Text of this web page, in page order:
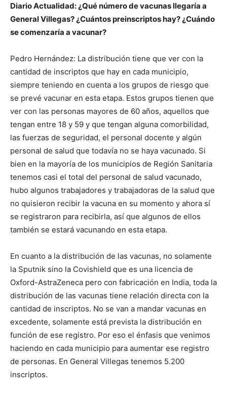
Diario Actualidad: ¿Qué número de vacunas llegaría a
General Villegas? ¿Cuántos preinscriptos hay? ¿Cuándo
se comenzaría a vacunar?
Pedro Hernández: La distribución tiene que ver con la
cantidad de inscriptos que hay en cada municipio,
siempre teniendo en cuenta a los grupos de riesgo que
se prevé vacunar en esta etapa. Estos grupos tienen que
ver con las personas mayores de 60 años, aquellos que
tengan entre 18 y 59 y que tengan alguna comorbilidad,
las fuerzas de seguridad, el personal docente y algún
personal de salud que todavía no se haya vacunado. Si
bien en la mayoría de los municipios de Región Sanitaria
tenemos casi el total del personal de salud vacunado,
hubo algunos trabajadores y trabajadoras de la salud que
no quisieron recibir la vacuna en su momento y ahora sí
se registraron para recibirla, así que algunos de ellos
también se estará vacunando en esta etapa.
En cuanto a la distribución de las vacunas, no solamente
la Sputnik sino la Covishield que es una licencia de
Oxford-AstraZeneca pero con fabricación en India, toda la
distribución de las vacunas tiene relación directa con la
cantidad de inscriptos. No se van a mandar vacunas en
excedente, solamente está prevista la distribución en
función de ese registro. Por eso el énfasis que venimos
haciendo en cada municipio para aumentar ese registro
de personas. En General Villegas tenemos 5.200
inscriptos.